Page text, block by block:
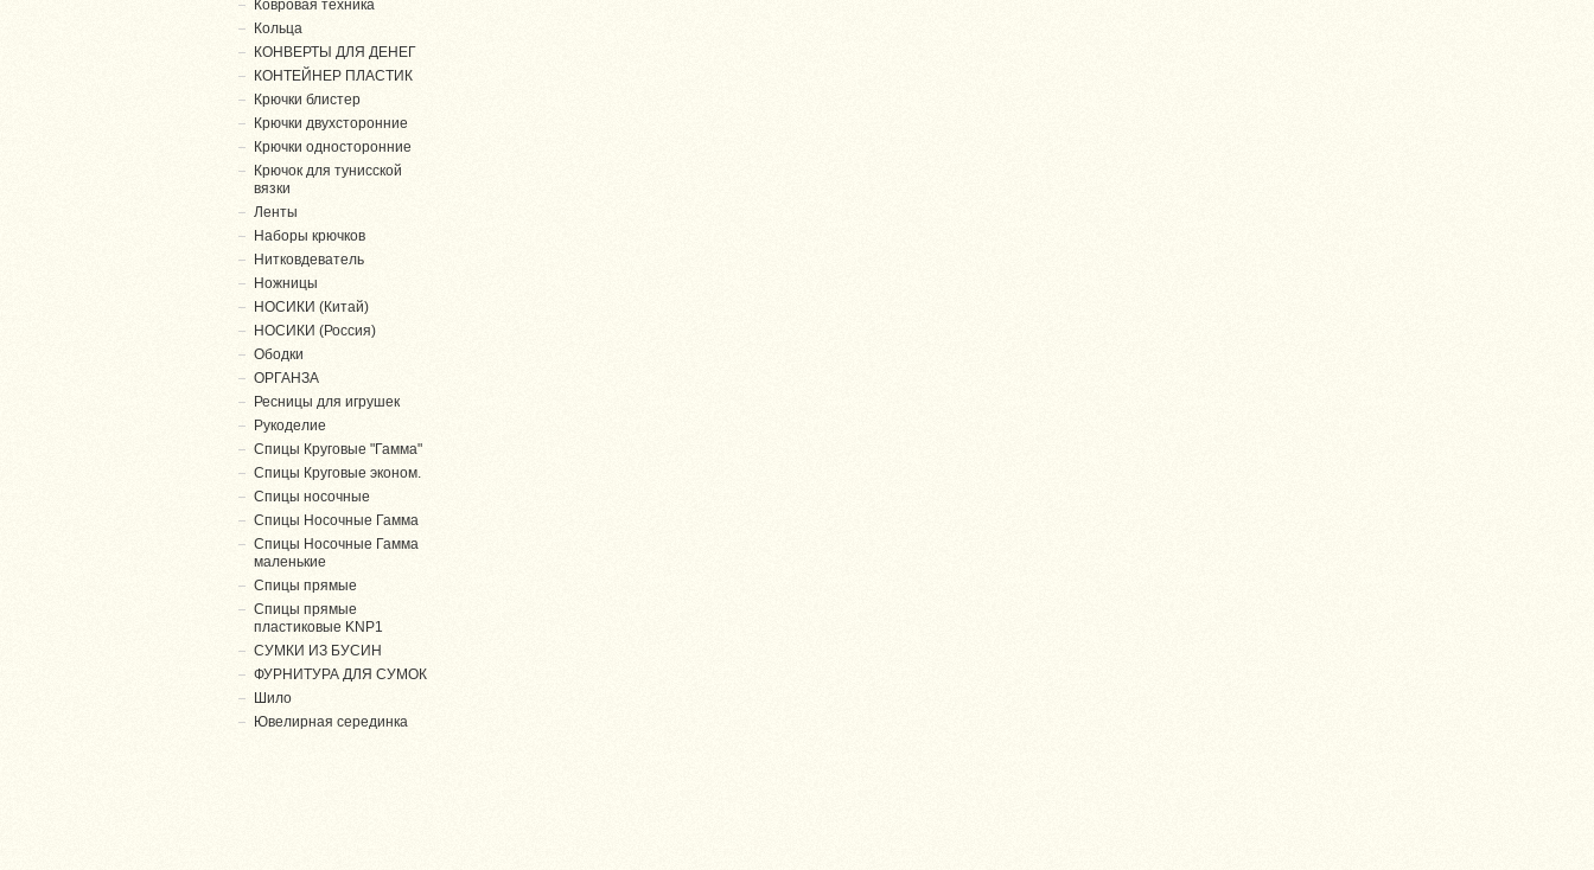
Ковровая техника
Кольца
КОНВЕРТЫ ДЛЯ ДЕНЕГ
КОНТЕЙНЕР ПЛАСТИК
Крючки блистер
Крючки двухсторонние
Крючки односторонние
Крючок для тунисской
вязки
Ленты
Наборы крючков
Нитковдеватель
Ножницы
НОСИКИ (Китай)
НОСИКИ (Россия)
Ободки
ОРГАНЗА
Ресницы для игрушек
Рукоделие
Спицы Круговые "Гамма"
Спицы Круговые эконом.
Спицы носочные
Спицы Носочные Гамма
Спицы Носочные Гамма
маленькие
Спицы прямые
Спицы прямые
пластиковые KNP1
СУМКИ ИЗ БУСИН
ФУРНИТУРА ДЛЯ СУМОК
Шило
Ювелирная серединка